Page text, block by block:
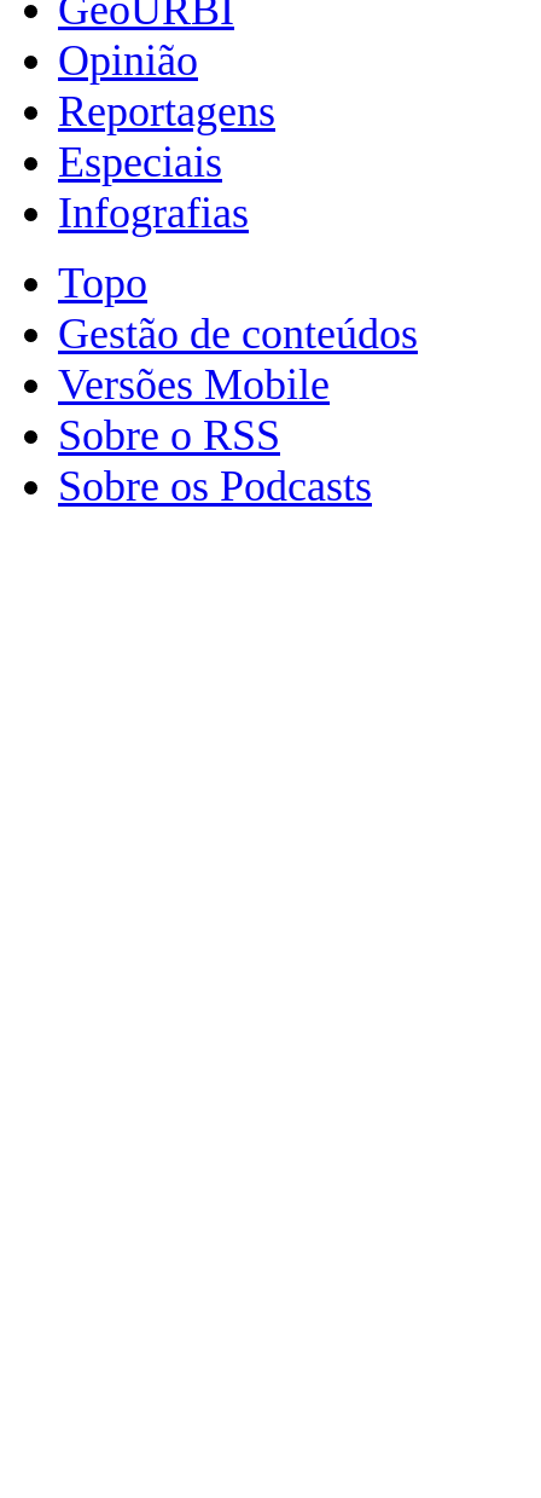
Opinião
Reportagens
Especiais
Infografias
Topo
Gestão de conteúdos
Versões Mobile
Sobre o RSS
Sobre os Podcasts